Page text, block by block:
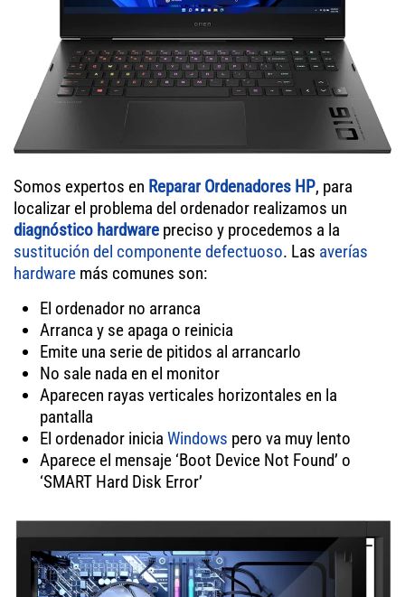
Somos expertos en Reparar Ordenadores HP, para
localizar el problema del ordenador realizamos un
diagnóstico hardware preciso y procedemos a la
sustitución del componente defectuoso. Las averías
hardware más comunes son:
El ordenador no arranca
Arranca y se apaga o reinicia
Emite una serie de pitidos al arrancarlo
No sale nada en el monitor
Aparecen rayas verticales horizontales en la
pantalla
El ordenador inicia Windows pero va muy lento
Aparece el mensaje ‘Boot Device Not Found’ o
‘SMART Hard Disk Error’